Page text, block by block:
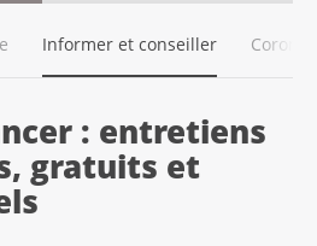
Informer et conseiller Corona
: entretiens
gratuits et